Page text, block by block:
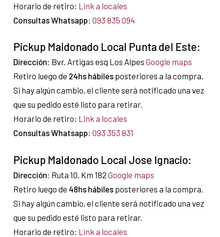
Horario de retiro: Link a locales
Consultas Whatsapp: 093 835 094
Pickup Maldonado Local Punta del Este:
Dirección: Bvr. Artigas esq Los Alpes Google maps
Retiro luego de 24hs hábilesposteriores a la compra.
Si hay algún cambio, el cliente será notificado una vez
que su pedido esté listo para retirar.
Horario de retiro: Link a locales
Consultas Whatsapp: 093 353 831
Pickup Maldonado Local Jose Ignacio:
Dirección: Ruta 10, Km 182 Google maps
Retiro luego de 48hs hábilesposteriores a la compra.
Si hay algún cambio, el cliente será notificado una vez
que su pedido esté listo para retirar.
Horario de retiro: Link a locales